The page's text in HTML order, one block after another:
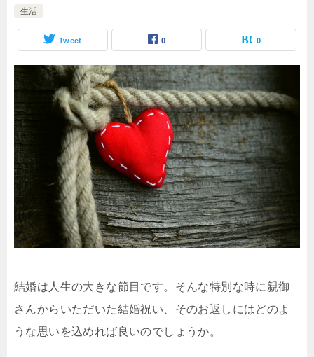
生活
Tweet 0 0
結婚は人生の大きな節目です。そんな特別な時に親御
さんからいただいた結婚祝い、そのお返しにはどのよ
うな思いを込めれば良いのでしょうか。